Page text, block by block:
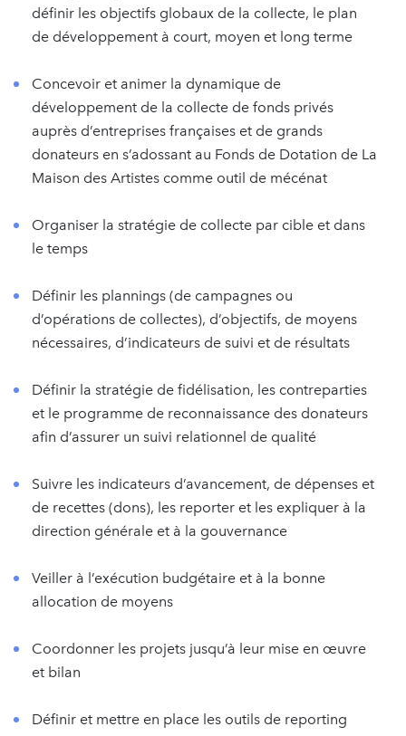
définir les objectifs globaux de la collecte, le plan
de développement à court, moyen et long terme
Concevoir et animer la dynamique de
développement de la collecte de fonds privés
auprès d’entreprises françaises et de grands
donateurs en s’adossant au Fonds de Dotation de La
Maison des Artistes comme outil de mécénat
Organiser la stratégie de collecte par cible et dans
le temps
Définir les plannings (de campagnes ou
d’opérations de collectes), d’objectifs, de moyens
nécessaires, d’indicateurs de suivi et de résultats
Définir la stratégie de fidélisation, les contreparties
et le programme de reconnaissance des donateurs
afin d’assurer un suivi relationnel de qualité
Suivre les indicateurs d’avancement, de dépenses et
de recettes (dons), les reporter et les expliquer à la
direction générale et à la gouvernance
Veiller à l’exécution budgétaire et à la bonne
allocation de moyens
Coordonner les projets jusqu’à leur mise en œuvre
et bilan
Définir et mettre en place les outils de reporting